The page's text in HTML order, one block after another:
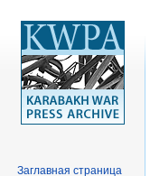
Заглавная страница